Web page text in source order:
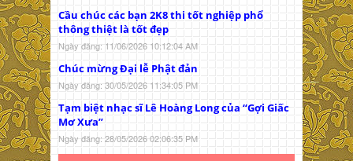
Cầu chúc các bạn 2K8 thi tốt nghiệp phổ
thông thiệt là tốt đẹp
Ngày đăng: 11/06/2026 10:12:04 AM
Chúc mừng Đại lễ Phật đản
Ngày đăng: 30/05/2026 11:34:05 PM
Tạm biệt nhạc sĩ Lê Hoàng Long của “Gợi Giấc
Mơ Xưa”
Ngày đăng: 28/05/2026 02:06:35 PM